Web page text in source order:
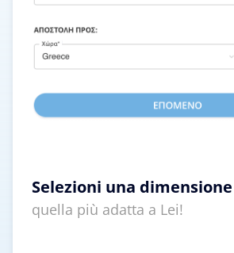
Selezioni una
quella più adatta a Lei!